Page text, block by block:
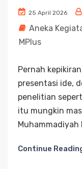
25 April 2026
Aneka
MPlus
Pernah
presentasi ide,
penelitian
itu mungkin
Muhammadiyah
Continue